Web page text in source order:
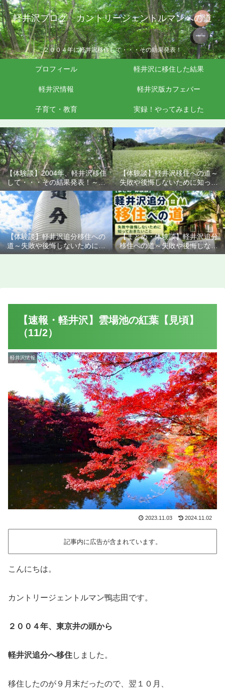
軽井沢ブログ カントリージェントルマンへの道
２００４年に軽井沢移住して・・・その結果発表！
プロフィール 軽井沢に移住した結果
軽井沢情報 軽井沢版カフェバー
子育て・教育 実録！やってみました
【体験談】2004年、軽井沢移住
して・・・その結果発表！～失
敗や後悔しないために知ってお
きたいこと
【体験談】軽井沢移住への道～
失敗や後悔しないために知って
おきたいこと
【体験談】軽井沢追分移住への
道～失敗や後悔しないために知
っておきたいこと
【まとめ・体験談】軽井沢追分
移住への道～失敗や後悔しない
ために知っておきたいこと
【速報・軽井沢】雲場池の紅葉【見頃】
（11/2）
軽井沢情報
2023.11.03 2024.11.02
記事内に広告が含まれています。
こんにちは。
カントリージェントルマン鴨志田です。
２００４年、東京井の頭から
軽井沢追分へ移住しました。
移住したのが９月末だったので、翌１０月、